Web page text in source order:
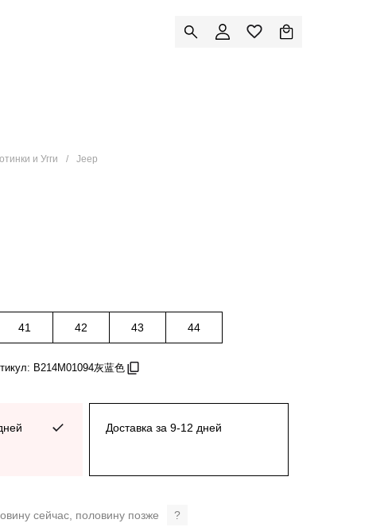
и Угги Jeep
41 42 43 44
B214M01094灰蓝色
Доставка за 9-12 дней
сейчас, половину позже ?